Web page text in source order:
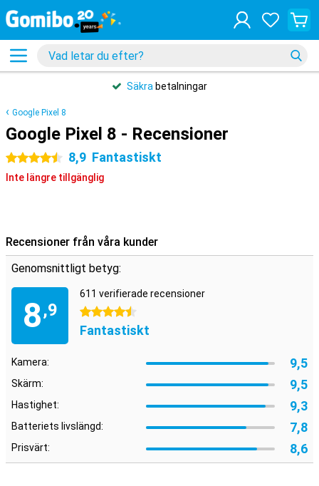
Säkra betalningar
Google Pixel 8
Google Pixel 8 - Recensioner
4.5 stjärnor 8,9 Fantastiskt
Inte längre tillgänglig
Recensioner från våra kunder
Genomsnittligt betyg:
8,9
611 verifierade recensioner
4.5 stjärnor
Fantastiskt
Kamera: 9,5
Skärm: 9,5
Hastighet: 9,3
Batteriets livslängd: 7,8
Prisvärt: 8,6